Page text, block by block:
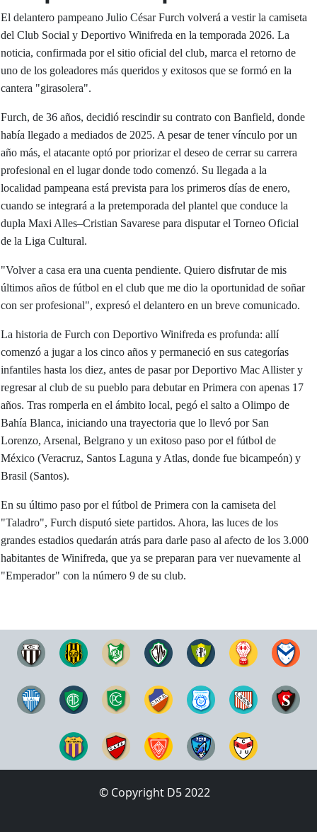
El delantero pampeano Julio César Furch volverá a vestir la camiseta
del Club Social y Deportivo Winifreda en la temporada 2026. La
noticia, confirmada por el sitio oficial del club, marca el retorno de
uno de los goleadores más queridos y exitosos que se formó en la
cantera "girasolera".
Furch, de 36 años, decidió rescindir su contrato con Banfield, donde
había llegado a mediados de 2025. A pesar de tener vínculo por un
año más, el atacante optó por priorizar el deseo de cerrar su carrera
profesional en el lugar donde todo comenzó. Su llegada a la
localidad pampeana está prevista para los primeros días de enero,
cuando se integrará a la pretemporada del plantel que conduce la
dupla Maxi Alles–Cristian Savarese para disputar el Torneo Oficial
de la Liga Cultural.
"Volver a casa era una cuenta pendiente. Quiero disfrutar de mis
últimos años de fútbol en el club que me dio la oportunidad de soñar
con ser profesional", expresó el delantero en un breve comunicado.
La historia de Furch con Deportivo Winifreda es profunda: allí
comenzó a jugar a los cinco años y permaneció en sus categorías
infantiles hasta los diez, antes de pasar por Deportivo Mac Allister y
regresar al club de su pueblo para debutar en Primera con apenas 17
años. Tras romperla en el ámbito local, pegó el salto a Olimpo de
Bahía Blanca, iniciando una trayectoria que lo llevó por San
Lorenzo, Arsenal, Belgrano y un exitoso paso por el fútbol de
México (Veracruz, Santos Laguna y Atlas, donde fue bicampeón) y
Brasil (Santos).
En su último paso por el fútbol de Primera con la camiseta del
"Taladro", Furch disputó siete partidos. Ahora, las luces de los
grandes estadios quedarán atrás para darle paso al afecto de los 3.000
habitantes de Winifreda, que ya se preparan para ver nuevamente al
"Emperador" con la número 9 de su club.
© Copyright D5 2022